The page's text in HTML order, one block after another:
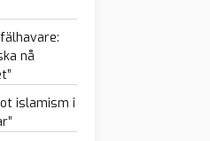
nå
islamism i